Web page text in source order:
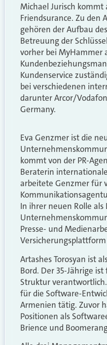
Michael Jurisch kommt
Friendsurance. Zu den
gehören der Aufbau
Betreuung der
vorher bei MyHammer
Kundenservice
bei verschiedenen
darunter Arcor/
Germany.
Eva Genzmer ist die
kommt von der PR-
Beraterin
arbeitete Genzmer für
In ihrer neuen Rolle als
Presse- und
Artashes Torosyan ist
Bord. Der 35-Jährige
Struktur
für die Software-
Armenien tätig. Zuvor
Positionen als
Brience und